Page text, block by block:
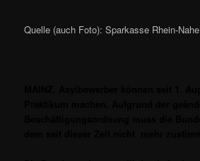
Quelle (auch Foto): Sparkasse Rhein-Nahe